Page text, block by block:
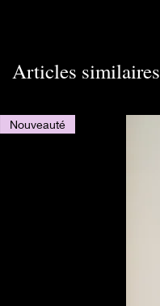
Articles similaires
Nouveauté